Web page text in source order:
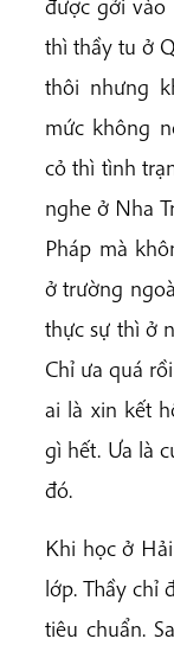
được gởi vào
thì thầy tu ở
thôi nhưng
mức không
cỏ thì tình
nghe ở Nha
Pháp mà
ở trường
thực sự thì ở
Chỉ ưa quá
ai là xin kết
gì hết. Ưa là
đó.
Khi học ở
lớp. Thầy chỉ
tiêu chuẩn.